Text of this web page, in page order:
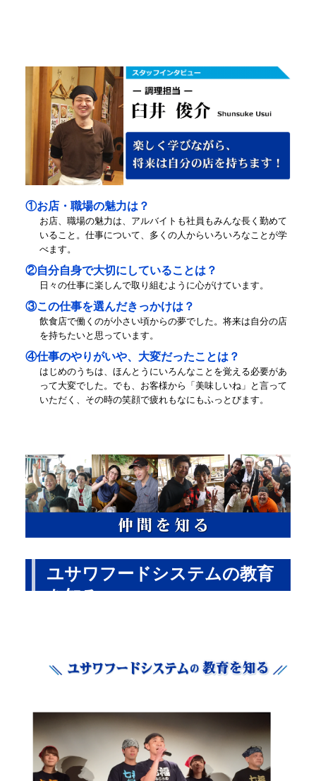
①お店・職場の魅力は？
お店、職場の魅力は、アルバイトも社員もみんな長く勤めて
いること。仕事について、多くの人からいろいろなことが学
べます。
②自分自身で大切にしていることは？
日々の仕事に楽しんで取り組むように心がけています。
③この仕事を選んだきっかけは？
飲食店で働くのが小さい頃からの夢でした。将来は自分の店
を持ちたいと思っています。
④仕事のやりがいや、大変だったことは？
はじめのうちは、ほんとうにいろんなことを覚える必要があ
って大変でした。でも、お客様から「美味しいね」と言って
いただく、その時の笑顔で疲れもなにもふっとびます。
ユサワフードシステムの教育
を知る